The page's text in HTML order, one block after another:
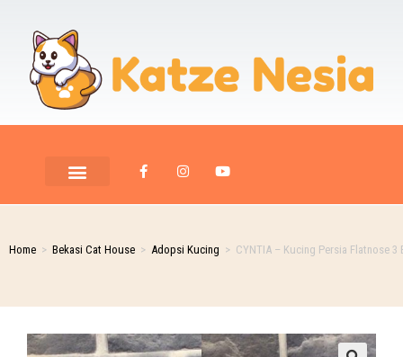
Home > Bekasi Cat House > Adopsi Kucing > CYNTIA – Kucing Persia Flatnose 3